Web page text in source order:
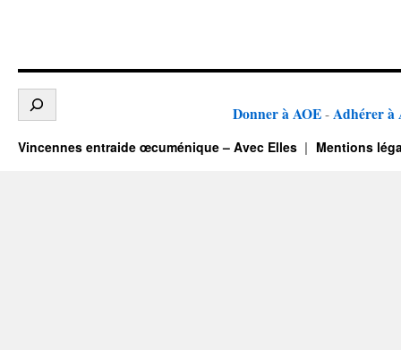
Donner à AOE - Adhérer à
Vincennes entraide œcuménique – Avec Elles Mentions